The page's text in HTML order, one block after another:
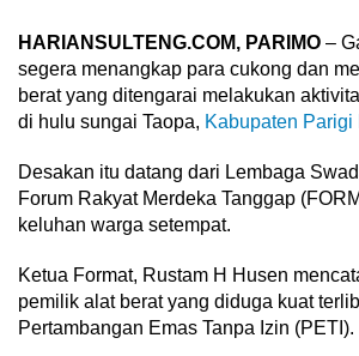
HARIANSULTENG.COM, PARIMO –
segera menangkap para cukong dan
berat yang ditengarai melakukan
di hulu sungai Taopa, Kabupaten Parigi
Desakan itu datang dari Lembaga
Forum Rakyat Merdeka Tanggap
keluhan warga setempat.
Ketua Format, Rustam H Husen
pemilik alat berat yang diduga kuat
Pertambangan Emas Tanpa Izin (PETI).